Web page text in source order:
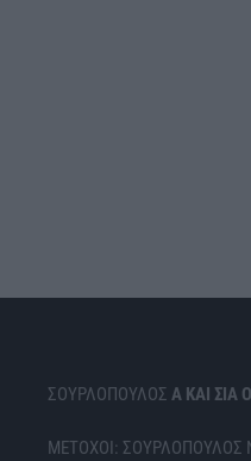
ΣΟΥΡΛΟΠΟΥΛΟΣ Α ΚΑΙ ΣΙΑ
ΜΕΤΟΧΟΙ: ΣΟΥΡΛΟΠΟΥΛΟΣ